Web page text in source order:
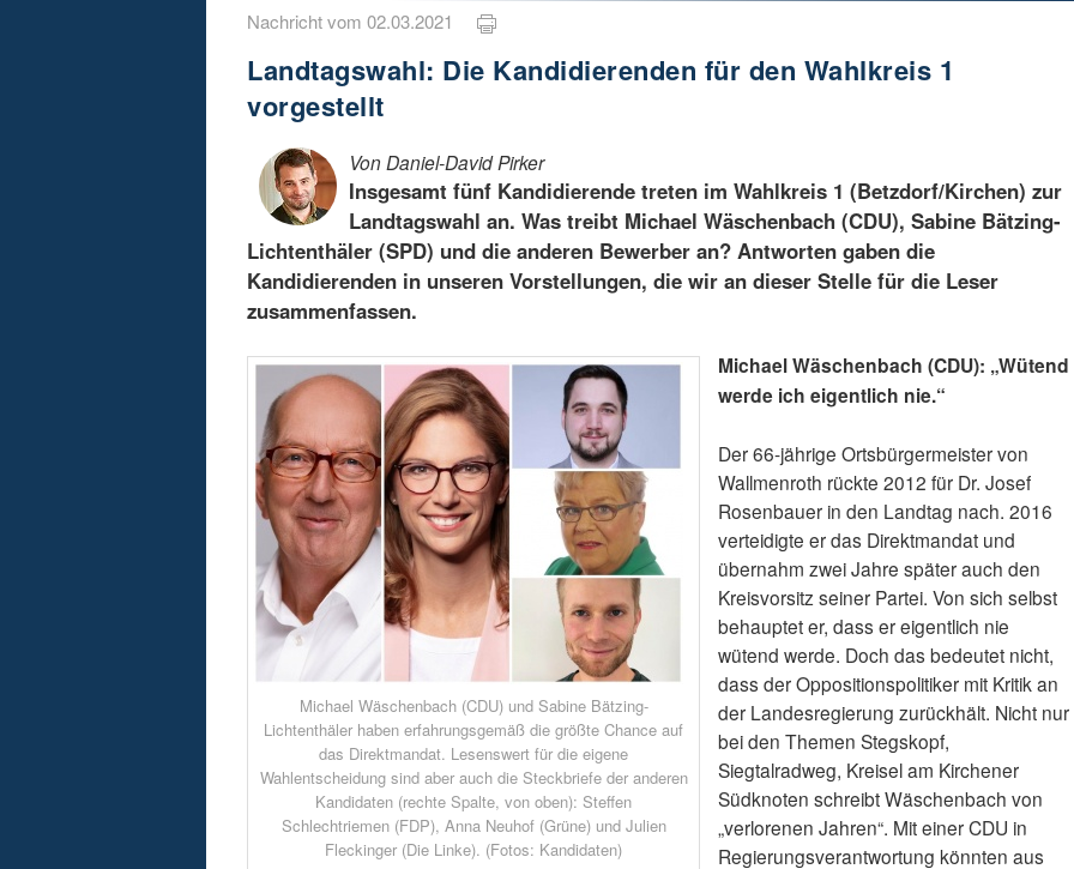
Nachricht vom 02.03.2021
Landtagswahl: Die Kandidierenden für den Wahlkreis 1
vorgestellt
Von Daniel-David Pirker
Insgesamt fünf Kandidierende treten im Wahlkreis 1 (Betzdorf/Kirchen) zur
Landtagswahl an. Was treibt Michael Wäschenbach (CDU), Sabine Bätzing-
Lichtenthäler (SPD) und die anderen Bewerber an? Antworten gaben die
Kandidierenden in unseren Vorstellungen, die wir an dieser Stelle für die Leser
zusammenfassen.
Michael Wäschenbach (CDU) und Sabine Bätzing-
Lichtenthäler haben erfahrungsgemäß die größte Chance auf
das Direktmandat. Lesenswert für die eigene
Wahlentscheidung sind aber auch die Steckbriefe der anderen
Kandidaten (rechte Spalte, von oben): Steffen
Schlechtriemen (FDP), Anna Neuhof (Grüne) und Julien
Fleckinger (Die Linke). (Fotos: Kandidaten)
Michael Wäschenbach (CDU): „Wütend
werde ich eigentlich nie.“
Der 66-jährige Ortsbürgermeister von
Wallmenroth rückte 2012 für Dr. Josef
Rosenbauer in den Landtag nach. 2016
verteidigte er das Direktmandat und
übernahm zwei Jahre später auch den
Kreisvorsitz seiner Partei. Von sich selbst
behauptet er, dass er eigentlich nie
wütend werde. Doch das bedeutet nicht,
dass der Oppositionspolitiker mit Kritik an
der Landesregierung zurückhält. Nicht nur
bei den Themen Stegskopf,
Siegtalradweg, Kreisel am Kirchener
Südknoten schreibt Wäschenbach von
„verlorenen Jahren“. Mit einer CDU in
Regierungsverantwortung könnten aus